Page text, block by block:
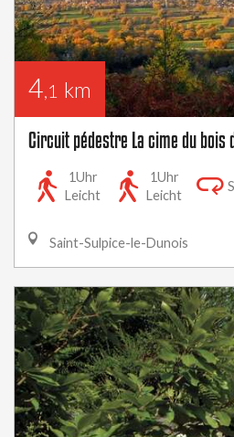
4,1 km
Circuit pédestre La cime du bois
1Uhr
Leicht
1Uhr
Leicht
Saint-Sulpice-le-Dunois